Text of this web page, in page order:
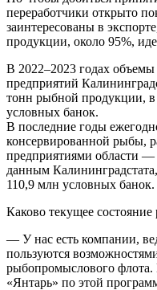
переработчики открыто
заинтересованы в
продукции, около 95%,
В 2022–2023 годах
предприятий
тонн рыбной продукции,
условных банок.
В последние годы
консервированной рыбы,
предприятиями области
данным
110,9 млн условных банок.
Каково текущее
— У нас есть компании,
пользуются
рыбопромыслового флота.
«Янтарь» по этой